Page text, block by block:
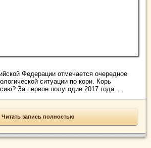
Федерации отмечается очередное
ситуации по кори. Корь
За первое полугодие 2017 года ...
Читать запись полностью